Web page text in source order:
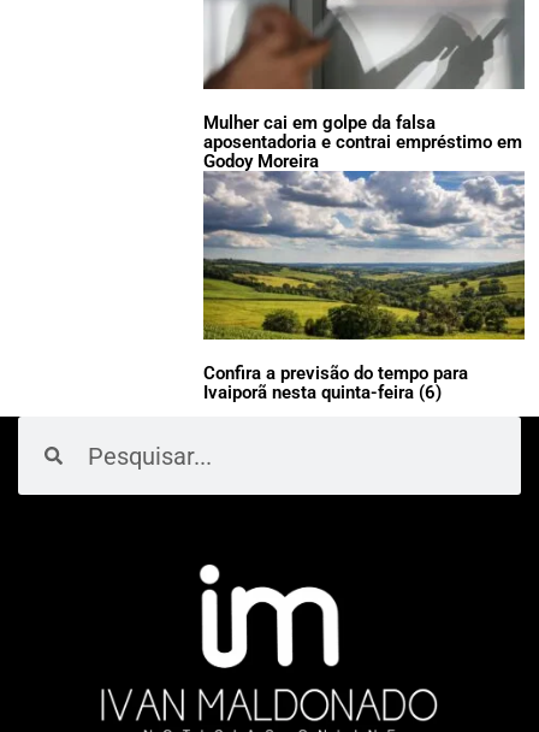
Mulher cai em golpe da falsa
aposentadoria e contrai empréstimo em
Godoy Moreira
Confira a previsão do tempo para
Ivaiporã nesta quinta-feira (6)